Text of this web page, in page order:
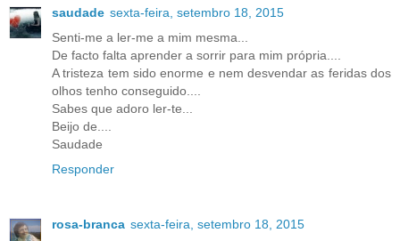
saudade sexta-feira, setembro 18, 2015
Senti-me a ler-me a mim mesma...
De facto falta aprender a sorrir para mim própria....
A tristeza tem sido enorme e nem desvendar as feridas dos
olhos tenho conseguido....
Sabes que adoro ler-te...
Beijo de....
Saudade
Responder
rosa-branca sexta-feira, setembro 18, 2015